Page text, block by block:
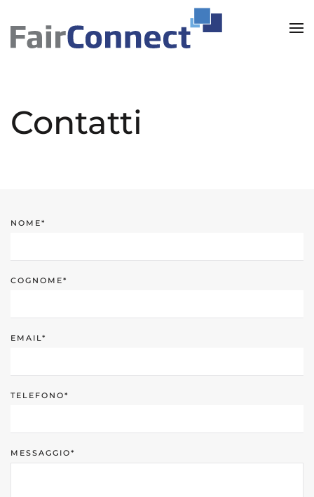
Skip to main content
Contatti
NOME*
COGNOME*
EMAIL*
TELEFONO*
MESSAGGIO*